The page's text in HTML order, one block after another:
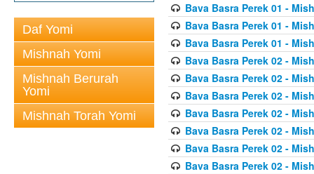
Daf Yomi
Mishnah Yomi
Mishnah Berurah
Yomi
Mishnah Torah Yomi
Bava Basra Perek 01 -
Bava Basra Perek 01 -
Bava Basra Perek 01 -
Bava Basra Perek 02 -
Bava Basra Perek 02 -
Bava Basra Perek 02 -
Bava Basra Perek 02 -
Bava Basra Perek 02 -
Bava Basra Perek 02 -
Bava Basra Perek 02 -